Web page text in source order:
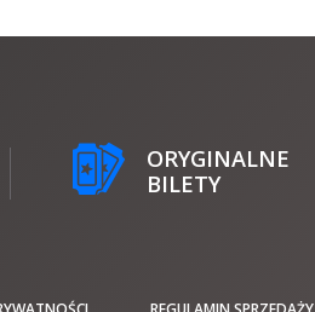
ORYGINALNE
BILETY